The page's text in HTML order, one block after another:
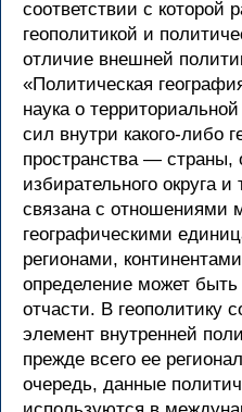
соответствии с которой
геополитикой и
отличие внешней
«Политическая
наука о
сил внутри какого-либо
пространства — страны,
избирательного округа
связана с отношениями
географическими
регионами,
определение может
отчасти. В геополитику
элемент внутренней
прежде всего ее
очередь, данные